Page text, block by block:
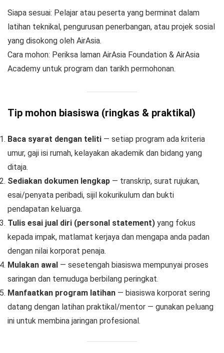
Siapa sesuai: Pelajar atau peserta yang berminat dalam
latihan teknikal, pengurusan penerbangan, atau projek sosial
yang disokong oleh AirAsia.
Cara mohon: Periksa laman AirAsia Foundation & AirAsia
Academy untuk program dan tarikh permohonan.
Tip mohon biasiswa (ringkas & praktikal)
Baca syarat dengan teliti — setiap program ada kriteria
umur, gaji isi rumah, kelayakan akademik dan bidang yang
ditaja.
Sediakan dokumen lengkap — transkrip, surat rujukan,
esai/penyata peribadi, sijil kokurikulum dan bukti
pendapatan keluarga.
Tulis esai jual diri (personal statement) yang fokus
kepada impak, matlamat kerjaya dan mengapa anda padan
dengan nilai korporat penaja.
Mulakan awal — sesetengah biasiswa mempunyai proses
saringan dan temuduga berbilang peringkat.
Manfaatkan program latihan — biasiswa korporat sering
datang dengan latihan praktikal/mentor — gunakan peluang
ini untuk membina jaringan profesional.